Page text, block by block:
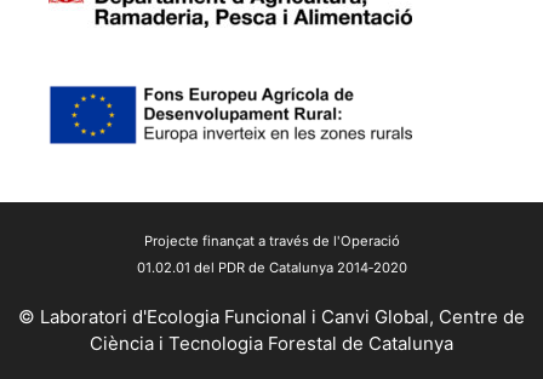
Projecte finançat a través de l'Operació
01.02.01 del PDR de Catalunya 2014‐2020
© Laboratori d'Ecologia Funcional i Canvi Global, Centre de
Ciència i Tecnologia Forestal de Catalunya